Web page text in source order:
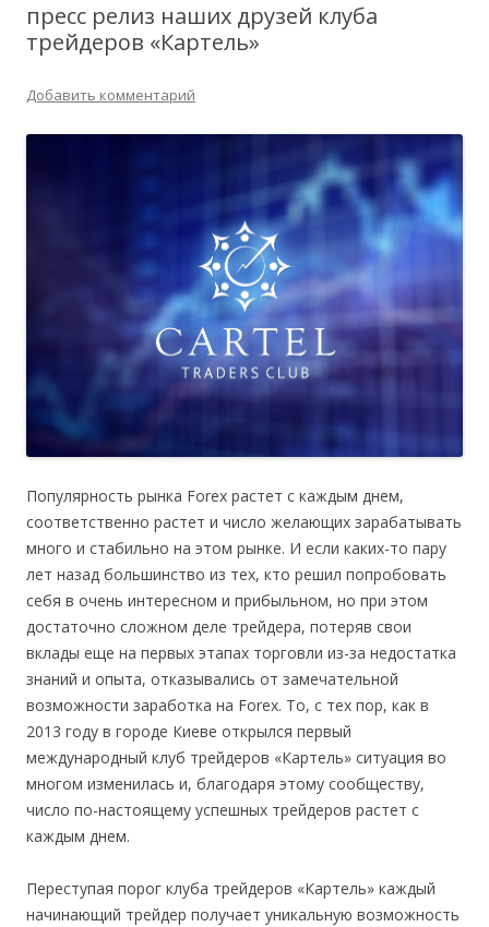
пресс релиз наших друзей клуба
трейдеров «Картель»
Добавить комментарий
Популярность рынка Forex растет с каждым днем,
соответственно растет и число желающих зарабатывать
много и стабильно на этом рынке. И если каких-то пару
лет назад большинство из тех, кто решил попробовать
себя в очень интересном и прибыльном, но при этом
достаточно сложном деле трейдера, потеряв свои
вклады еще на первых этапах торговли из-за недостатка
знаний и опыта, отказывались от замечательной
возможности заработка на Forex. То, с тех пор, как в
2013 году в городе Киеве открылся первый
международный клуб трейдеров «Картель» ситуация во
многом изменилась и, благодаря этому сообществу,
число по-настоящему успешных трейдеров растет с
каждым днем.
Переступая порог клуба трейдеров «Картель» каждый
начинающий трейдер получает уникальную возможность